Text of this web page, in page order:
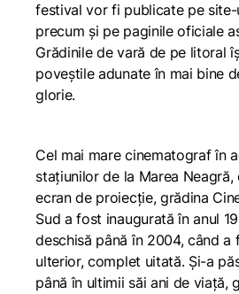
festival vor fi publicate pe site-
precum și pe paginile oficiale
Grădinile de vară de pe litoral
poveștile adunate în mai bine
glorie.
Cel mai mare cinematograf în
stațiunilor de la Marea Neagră,
ecran de proiecție, grădina
Sud a fost inaugurată în anul
deschisă până în 2004, când a
ulterior, complet uitată. Și-a
până în ultimii săi ani de viață,